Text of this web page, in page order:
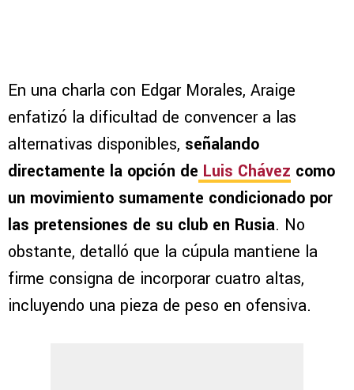
En una charla con Edgar Morales, Araige
enfatizó la dificultad de convencer a las
alternativas disponibles, señalando
directamente la opción de Luis Chávez como
un movimiento sumamente condicionado por
las pretensiones de su club en Rusia. No
obstante, detalló que la cúpula mantiene la
firme consigna de incorporar cuatro altas,
incluyendo una pieza de peso en ofensiva.